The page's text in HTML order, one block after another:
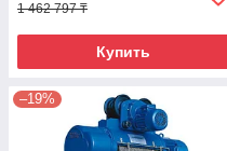
1 462 797 ₸
Купить
–19%